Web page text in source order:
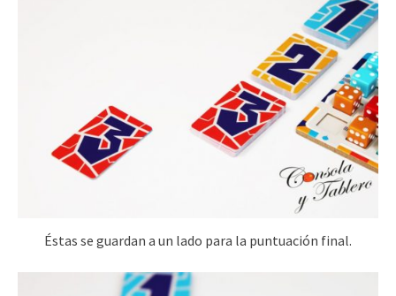
Éstas se guardan a un lado para la puntuación final.